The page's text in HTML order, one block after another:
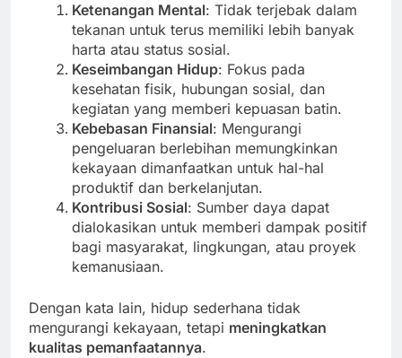
Ketenangan Mental: Tidak terjebak dalam
tekanan untuk terus memiliki lebih banyak
harta atau status sosial.
Keseimbangan Hidup: Fokus pada
kesehatan fisik, hubungan sosial, dan
kegiatan yang memberi kepuasan batin.
Kebebasan Finansial: Mengurangi
pengeluaran berlebihan memungkinkan
kekayaan dimanfaatkan untuk hal-hal
produktif dan berkelanjutan.
Kontribusi Sosial: Sumber daya dapat
dialokasikan untuk memberi dampak positif
bagi masyarakat, lingkungan, atau proyek
kemanusiaan.
Dengan kata lain, hidup sederhana tidak
mengurangi kekayaan, tetapi meningkatkan
kualitas pemanfaatannya.